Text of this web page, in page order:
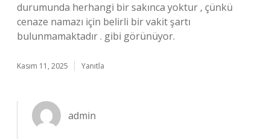
durumunda herhangi bir sakınca yoktur , çünkü
cenaze namazı için belirli bir vakit şartı
bulunmamaktadır . gibi görünüyor.
Kasım 11, 2025 Yanıtla
admin